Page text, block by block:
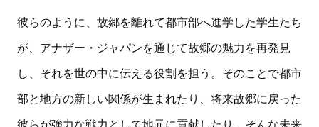
彼らのように、故郷を離れて都市部へ進学した学生たち
が、アナザー・ジャパンを通じて故郷の魅力を再発見
し、それを世の中に伝える役割を担う。そのことで都市
部と地方の新しい関係が生まれたり、将来故郷に戻った
彼らが強力な戦力として地元に貢献したり、そんな未来